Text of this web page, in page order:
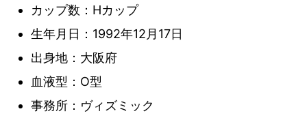
カップ数：Hカップ
生年月日：1992年12月17日
出身地：大阪府
血液型：O型
事務所：ヴィズミック